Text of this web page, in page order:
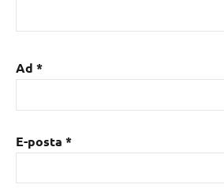
Ad *
E-posta *